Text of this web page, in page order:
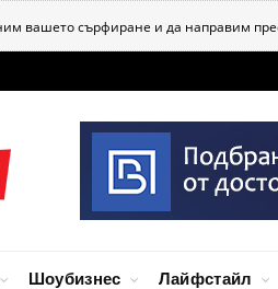
вашето сърфиране и да направим
Шоубизнес Лайфстайл